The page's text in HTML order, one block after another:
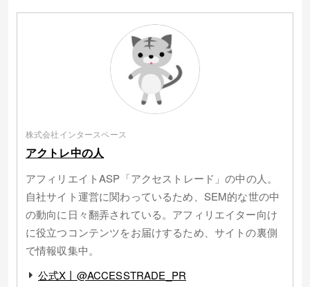
株式会社インタースペース
アクトレ中の人
アフィリエイトASP「アクセストレード」の中の人。
自社サイト運営に関わっているため、SEM的な世の中
の動向に日々翻弄されている。アフィリエイター向け
に役立つコンテンツをお届けするため、サイトの裏側
で情報収集中。
公式X丨@ACCESSTRADE_PR